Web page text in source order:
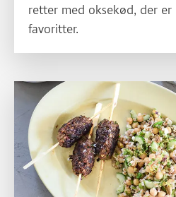
retter med oksekød, der
favoritter.
Læs mere om Opskrifter med